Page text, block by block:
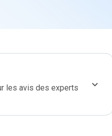
les avis des experts